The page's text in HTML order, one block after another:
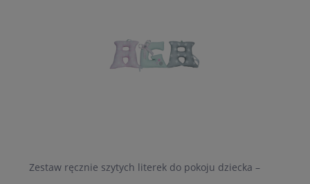
Zestaw ręcznie szytych literek do pokoju dziecka –